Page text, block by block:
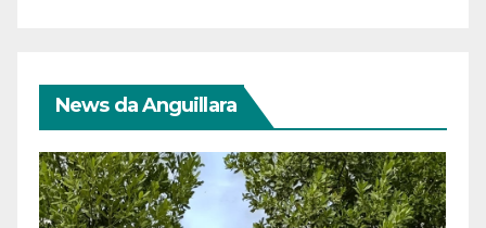
News da Anguillara